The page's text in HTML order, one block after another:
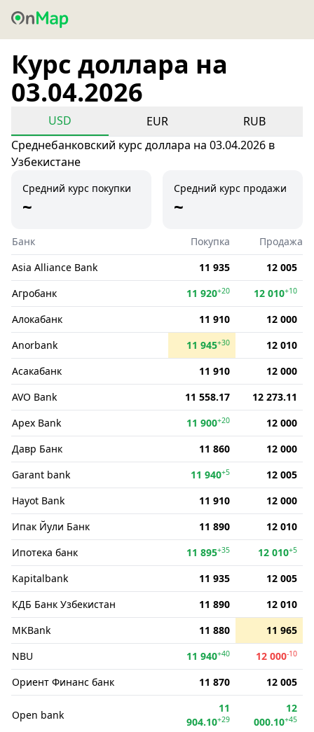
Курс доллара на
03.04.2026
USD EUR
RUB
Среднебанковский курс доллара на 03.04.2026 в
Узбекистане
Средний курс покупки
~
Средний курс продажи
~
Банк Покупка
Продажа
Asia Alliance Bank
11 935
12 005
Агробанк
11 920+20 12 010+10
Алокабанк 11 910
12 000
Anorbank
11 945+30
12 010
Асакабанк
11 910
12 000
AVO Bank
11 558.17
12 273.11
Apex Bank
11 900+20
12 000
Давр Банк
11 860
12 000
Garant bank
11 940+5
12 005
Hayot Bank
11 910
12 000
Ипак Йули Банк
11 890
12 010
Ипотека банк
11 895+35 12 010+5
Kapitalbank 11 935
12 005
КДБ Банк Узбекистан
11 890
12 010
MKBank
11 880
11 965
NBU
11 940+40 12 000-10
Ориент Финанс банк 11 870 12 005
Open bank
11
904.10+29
12
000.10+45